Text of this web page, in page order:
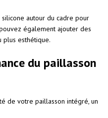
autour du cadre pour
également ajouter des
plus esthétique.
du paillasson
de votre paillasson intégré, un